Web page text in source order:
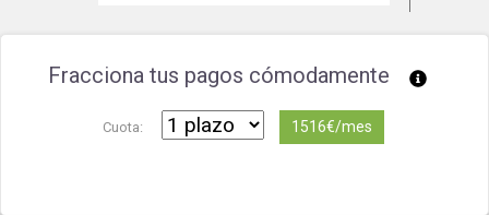
Fracciona tus pagos cómodamente
Cuota: 1516€/mes